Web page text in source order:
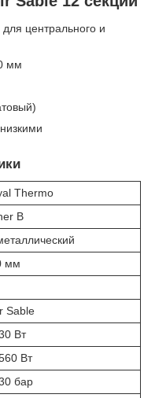
центрального и
мм
Thermo
B
мм
Sable
Вт
Вт
бар